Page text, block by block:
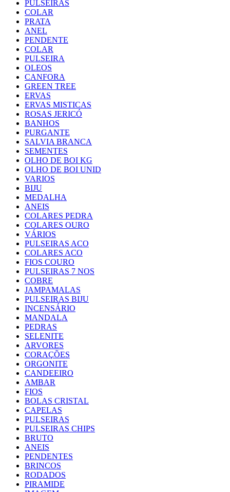
PULSEIRAS
COLAR
PRATA
ANEL
PENDENTE
COLAR
PULSEIRA
OLEOS
CANFORA
GREEN TREE
ERVAS
ERVAS MISTICAS
ROSAS JERICÓ
BANHOS
PURGANTE
SALVIA BRANCA
SEMENTES
OLHO DE BOI KG
OLHO DE BOI UNID
VARIOS
BIJU
MEDALHA
ANEIS
COLARES PEDRA
COLARES OURO
VÁRIOS
PULSEIRAS ACO
COLARES ACO
FIOS COURO
PULSEIRAS 7 NOS
COBRE
JAMPAMALAS
PULSEIRAS BIJU
INCENSÁRIO
MANDALA
PEDRAS
SELENITE
ARVORES
CORAÇÕES
ORGONITE
CANDEEIRO
AMBAR
FIOS
BOLAS CRISTAL
CAPELAS
PULSEIRAS
PULSEIRAS CHIPS
BRUTO
ANEIS
PENDENTES
BRINCOS
RODADOS
PIRAMIDE